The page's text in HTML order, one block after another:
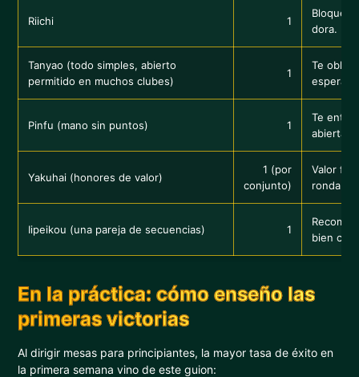
Riichi 1
Bloquea
dora.
Tanyao (todo simples, abierto
permitido en muchos clubes)
1
Te
esperas.
Pinfu (mano sin puntos) 1
Te
abiertas
Yakuhai (honores de valor)
1 (por
conjunto)
Valor
ronda o
Iipeikou (una pareja de secuencias) 1
bien con
En la práctica: cómo enseño las
primeras victorias
Al dirigir mesas para principiantes, la mayor tasa de éxito en
la primera semana vino de este guion: